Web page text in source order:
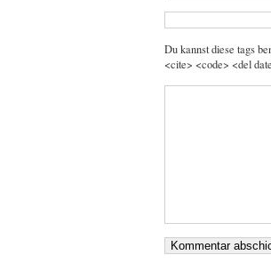
Du kannst diese tags
<cite> <code> <del